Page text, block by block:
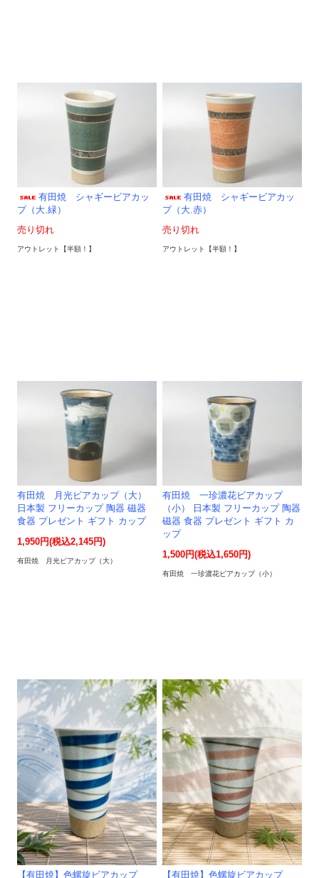
有田焼 シャギービアカッ
プ（大.緑）
売り切れ
アウトレット【半額！】
有田焼 シャギービアカッ
プ（大.赤）
売り切れ
アウトレット【半額！】
有田焼 月光ビアカップ（大）
日本製 フリーカップ 陶器 磁器
食器 プレゼント ギフト カップ
1,950円(税込2,145円)
有田焼 月光ビアカップ（大）
有田焼 一珍濃花ビアカップ
（小） 日本製 フリーカップ 陶器
磁器 食器 プレゼント ギフト カ
ップ
1,500円(税込1,650円)
有田焼 一珍濃花ビアカップ（小）
【有田焼】色螺旋ビアカップ 【有田焼】色螺旋ビアカップ